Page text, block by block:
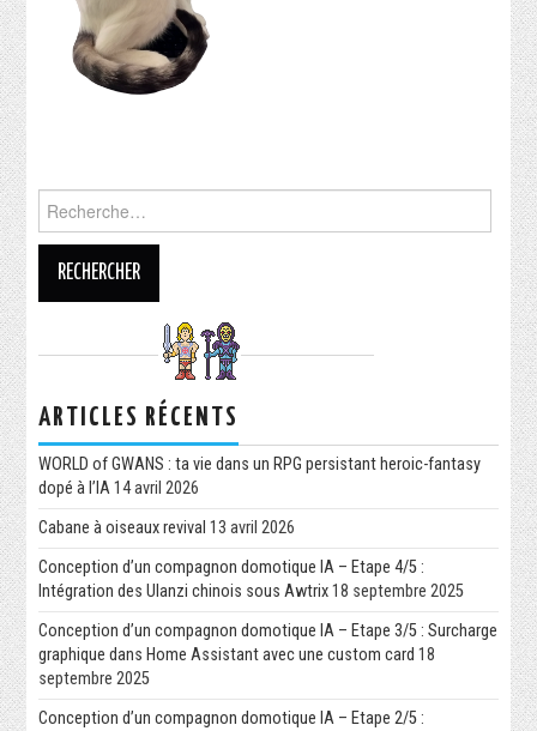
ARTICLES RÉCENTS
WORLD of GWANS : ta vie dans un RPG persistant heroic-fantasy
dopé à l’IA 14 avril 2026
Cabane à oiseaux revival 13 avril 2026
Conception d’un compagnon domotique IA – Etape 4/5 :
Intégration des Ulanzi chinois sous Awtrix 18 septembre 2025
Conception d’un compagnon domotique IA – Etape 3/5 : Surcharge
graphique dans Home Assistant avec une custom card 18
septembre 2025
Conception d’un compagnon domotique IA – Etape 2/5 :